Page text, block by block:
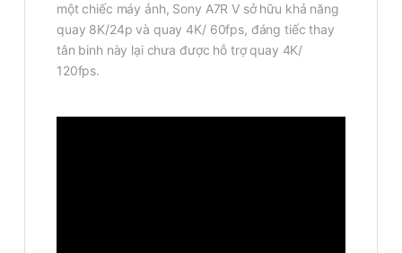
một chiếc máy ảnh, Sony A7R V sở hữu khả năng
quay 8K/24p và quay 4K/ 60fps, đáng tiếc thay
tân binh này lại chưa được hỗ trợ quay 4K/
120fps.